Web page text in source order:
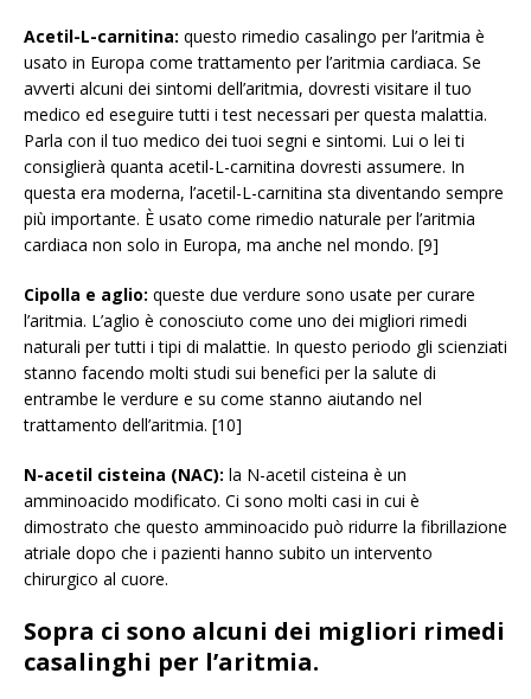
Acetil-L-carnitina: questo rimedio casalingo per l’aritmia è
usato in Europa come trattamento per l’aritmia cardiaca. Se
avverti alcuni dei sintomi dell’aritmia, dovresti visitare il tuo
medico ed eseguire tutti i test necessari per questa malattia.
Parla con il tuo medico dei tuoi segni e sintomi. Lui o lei ti
consiglierà quanta acetil-L-carnitina dovresti assumere. In
questa era moderna, l’acetil-L-carnitina sta diventando sempre
più importante. È usato come rimedio naturale per l’aritmia
cardiaca non solo in Europa, ma anche nel mondo. [9]
Cipolla e aglio: queste due verdure sono usate per curare
l’aritmia. L’aglio è conosciuto come uno dei migliori rimedi
naturali per tutti i tipi di malattie. In questo periodo gli scienziati
stanno facendo molti studi sui benefici per la salute di
entrambe le verdure e su come stanno aiutando nel
trattamento dell’aritmia. [10]
N-acetil cisteina (NAC): la N-acetil cisteina è un
amminoacido modificato. Ci sono molti casi in cui è
dimostrato che questo amminoacido può ridurre la fibrillazione
atriale dopo che i pazienti hanno subito un intervento
chirurgico al cuore.
Sopra ci sono alcuni dei migliori rimedi
casalinghi per l’aritmia.